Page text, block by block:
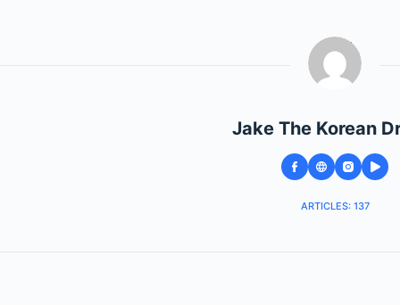
Jake The Korean
ARTICLES: 137